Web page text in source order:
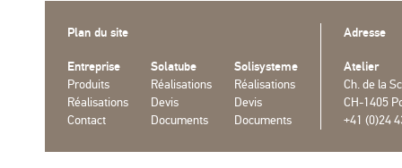
Plan du site
Entreprise
Produits
Réalisations
Contact
Solatube
Réalisations
Devis
Documents
Solisysteme
Réalisations
Devis
Documents
Adresse
Atelier
Ch. de la
CH-1405
+41 (0)24